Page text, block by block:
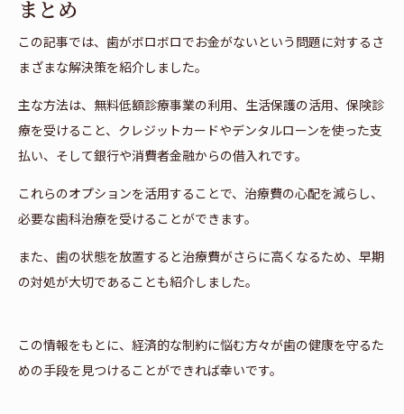
まとめ
この記事では、歯がボロボロでお金がないという問題に対するさ
まざまな解決策を紹介しました。
主な方法は、無料低額診療事業の利用、生活保護の活用、保険診
療を受けること、クレジットカードやデンタルローンを使った支
払い、そして銀行や消費者金融からの借入れです。
これらのオプションを活用することで、治療費の心配を減らし、
必要な歯科治療を受けることができます。
また、歯の状態を放置すると治療費がさらに高くなるため、早期
の対処が大切であることも紹介しました。
この情報をもとに、経済的な制約に悩む方々が歯の健康を守るた
めの手段を見つけることができれば幸いです。